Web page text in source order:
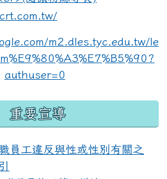
link to https://
重要宣導
員工違反與性或性別有關之